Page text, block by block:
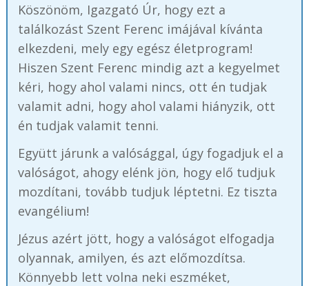
Köszönöm, Igazgató Úr, hogy ezt a
találkozást Szent Ferenc imájával kívánta
elkezdeni, mely egy egész életprogram!
Hiszen Szent Ferenc mindig azt a kegyelmet
kéri, hogy ahol valami nincs, ott én tudjak
valamit adni, hogy ahol valami hiányzik, ott
én tudjak valamit tenni.
Együtt járunk a valósággal, úgy fogadjuk el a
valóságot, ahogy elénk jön, hogy elő tudjuk
mozdítani, tovább tudjuk léptetni. Ez tiszta
evangélium!
Jézus azért jött, hogy a valóságot elfogadja
olyannak, amilyen, és azt előmozdítsa.
Könnyebb lett volna neki eszméket,